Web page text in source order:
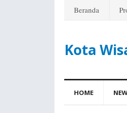
Beranda
Kota
HOME